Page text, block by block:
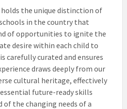
holds the unique distinction of
in the country that
of opportunities to ignite the
desire within each child to
carefully curated and ensures
draws deeply from our
cultural heritage, effectively
future-ready skills
of the changing needs of a